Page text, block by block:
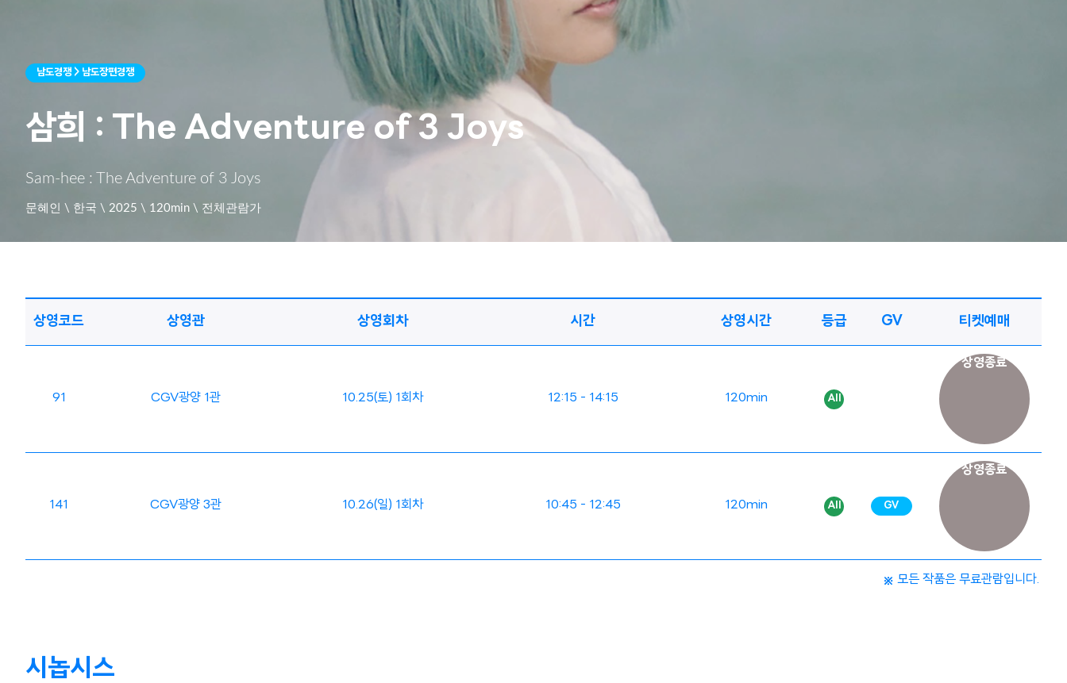
남도경쟁 > 남도장편경쟁
삼희 : The Adventure of 3 Joys
Sam-hee : The Adventure of 3 Joys
문혜인 \ 한국 \ 2025 \ 120min \ 전체관람가
상영코드 상영관 상영회차 시간 상영시간 등급 GV 티켓예매
91 CGV광양 1관 10.25(토) 1회차 12:15 - 14:15 120min
상영종료
141 CGV광양 3관 10.26(일) 1회차 10:45 - 12:45 120min GV
상영종료
모든 작품은 무료관람입니다.
시놉시스